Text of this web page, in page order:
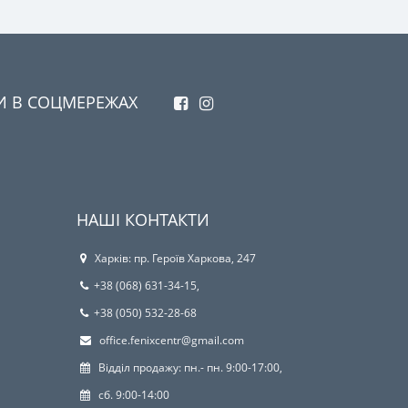
В СОЦМЕРЕЖАХ
НАШІ КОНТАКТИ
Харків: пр. Героїв Харкова, 247
+38 (068) 631-34-15,
+38 (050) 532-28-68
office.fenixcentr@gmail.com
Відділ продажу: пн.- пн. 9:00-17:00,
сб. 9:00-14:00